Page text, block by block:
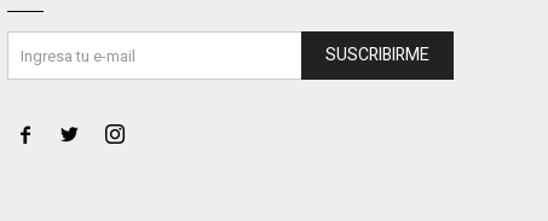
SUSCRIBIRME
  